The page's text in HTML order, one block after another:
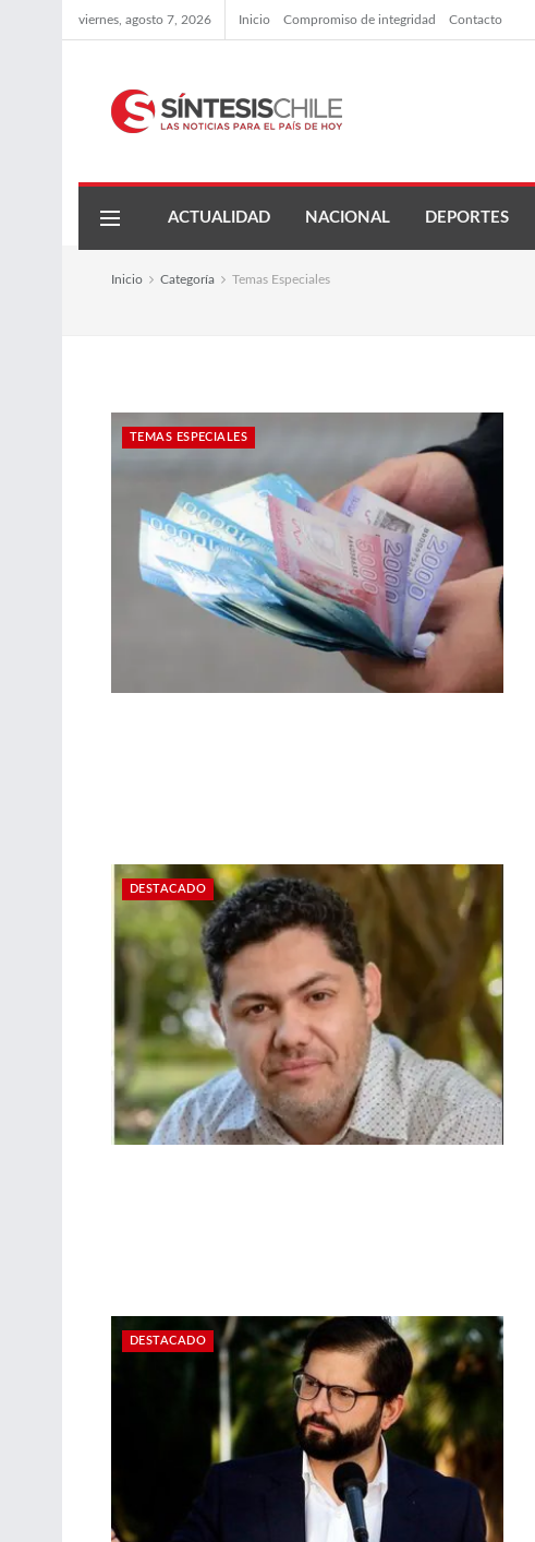
viernes, agosto 7, 2026 Inicio Compromiso de integridad Contacto
ACTUALIDAD NACIONAL DEPORTES
Inicio Categoría Temas Especiales
TEMAS ESPECIALES
DESTACADO
DESTACADO